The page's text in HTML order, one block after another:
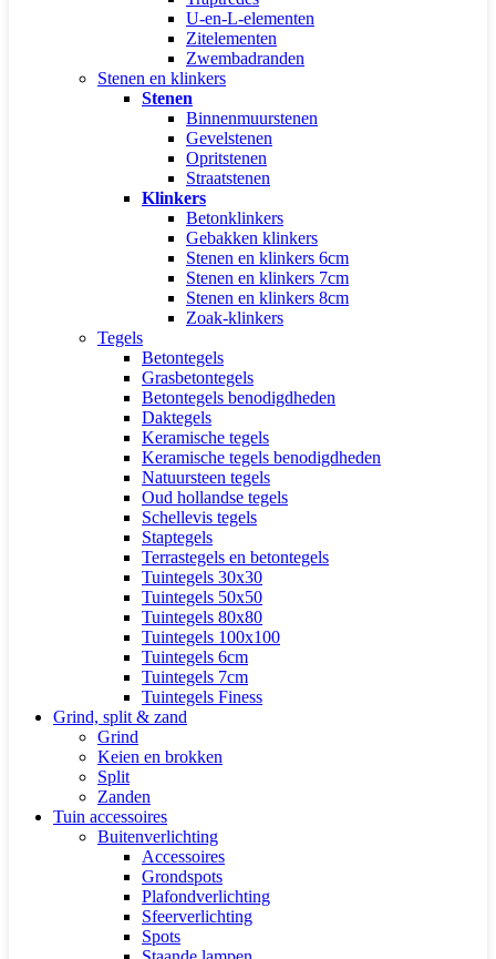
U-en-L-elementen
Zitelementen
Zwembadranden
Stenen en klinkers
Stenen
Binnenmuurstenen
Gevelstenen
Opritstenen
Straatstenen
Klinkers
Betonklinkers
Gebakken klinkers
Stenen en klinkers 6cm
Stenen en klinkers 7cm
Stenen en klinkers 8cm
Zoak-klinkers
Tegels
Betontegels
Grasbetontegels
Betontegels benodigdheden
Daktegels
Keramische tegels
Keramische tegels benodigdheden
Natuursteen tegels
Oud hollandse tegels
Schellevis tegels
Staptegels
Terrastegels en betontegels
Tuintegels 30x30
Tuintegels 50x50
Tuintegels 80x80
Tuintegels 100x100
Tuintegels 6cm
Tuintegels 7cm
Tuintegels Finess
Grind, split & zand
Grind
Keien en brokken
Split
Zanden
Tuin accessoires
Buitenverlichting
Accessoires
Grondspots
Plafondverlichting
Sfeerverlichting
Spots